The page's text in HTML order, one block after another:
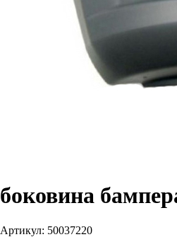
боковина
Артикул: 50037220